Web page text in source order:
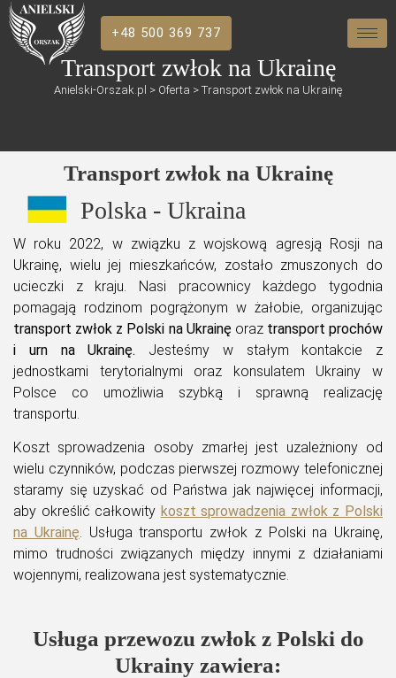
+48 500 369 737
Transport zwłok na Ukrainę
Anielski-Orszak.pl > Oferta > Transport zwłok na Ukrainę
Transport zwłok na Ukrainę
Polska - Ukraina
W roku 2022, w związku z wojskową agresją Rosji na
Ukrainę, wielu jej mieszkańców, zostało zmuszonych do
ucieczki z kraju. Nasi pracownicy każdego tygodnia
pomagają rodzinom pogrążonym w żałobie, organizując
transport zwłok z Polski na Ukrainę oraz transport prochów
i urn na Ukrainę. Jesteśmy w stałym kontakcie z
jednostkami terytorialnymi oraz konsulatem Ukrainy w
Polsce co umożliwia szybką i sprawną realizację
transportu.
Koszt sprowadzenia osoby zmarłej jest uzależniony od
wielu czynników, podczas pierwszej rozmowy telefonicznej
staramy się uzyskać od Państwa jak najwięcej informacji,
aby określić całkowity koszt sprowadzenia zwłok z Polski
na Ukrainę. Usługa transportu zwłok z Polski na Ukrainę,
mimo trudności związanych między innymi z działaniami
wojennymi, realizowana jest systematycznie.
Usługa przewozu zwłok z Polski do
Ukrainy zawiera: